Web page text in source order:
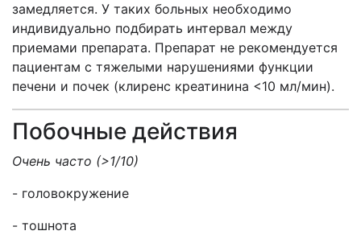
замедляется. У таких больных необходимо
индивидуально подбирать интервал между
приемами препарата. Препарат не рекомендуется
пациентам с тяжелыми нарушениями функции
печени и почек (клиренс креатинина <10 мл/мин).
Побочные действия
Очень часто (>1/10)
- головокружение
- тошнота